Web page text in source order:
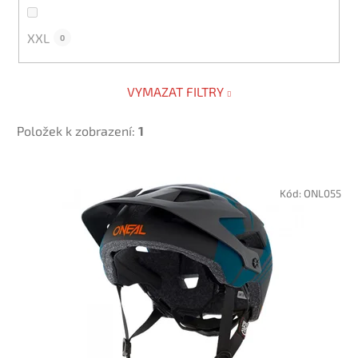
XXL 0
VYMAZAT FILTRY
Položek k zobrazení: 1
Kód: ONL055